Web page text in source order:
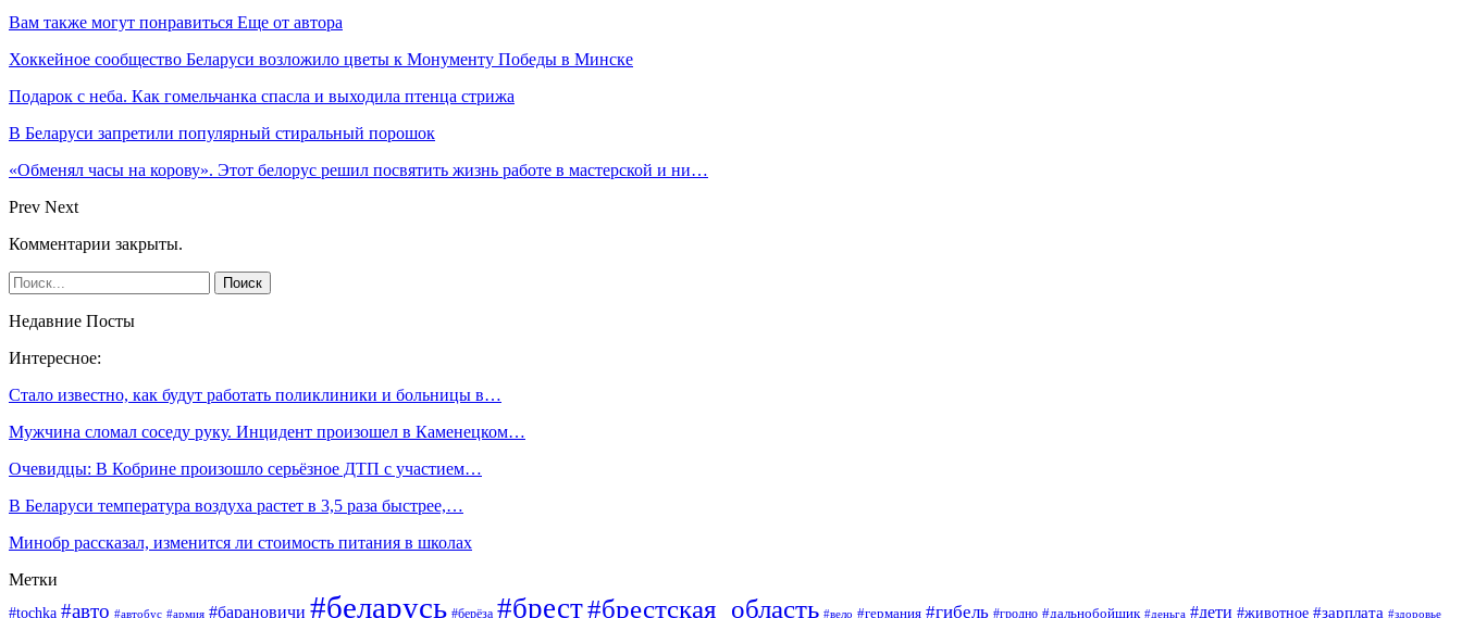
Вам также могут понравиться Еще от автора
Хоккейное сообщество Беларуси возложило цветы к Монументу Победы в Минске
Подарок с неба. Как гомельчанка спасла и выходила птенца стрижа
В Беларуси запретили популярный стиральный порошок
«Обменял часы на корову». Этот белорус решил посвятить жизнь работе в мастерской и ни…
Prev Next
Комментарии закрыты.
Недавние Посты
Интересное:
Стало известно, как будут работать поликлиники и больницы в…
Мужчина сломал соседу руку. Инцидент произошел в Каменецком…
Очевидцы: В Кобрине произошло серьёзное ДТП с участием…
В Беларуси температура воздуха растет в 3,5 раза быстрее,…
Минобр рассказал, изменится ли стоимость питания в школах
Метки
#tochka #авто #автобус #армия #барановичи #беларусь #берёза #брест#брестская_область #вело #германия #гибель #гродно #дальнобойщик #деньга #дети #животное #зарплата #здоровье